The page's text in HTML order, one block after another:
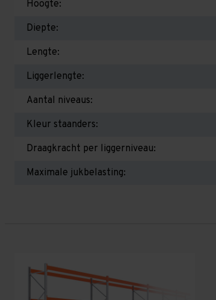
Hoogte:
Diepte:
Lengte:
Liggerlengte:
Aantal niveaus:
Kleur staanders:
Draagkracht per liggerniveau:
Maximale jukbelasting: